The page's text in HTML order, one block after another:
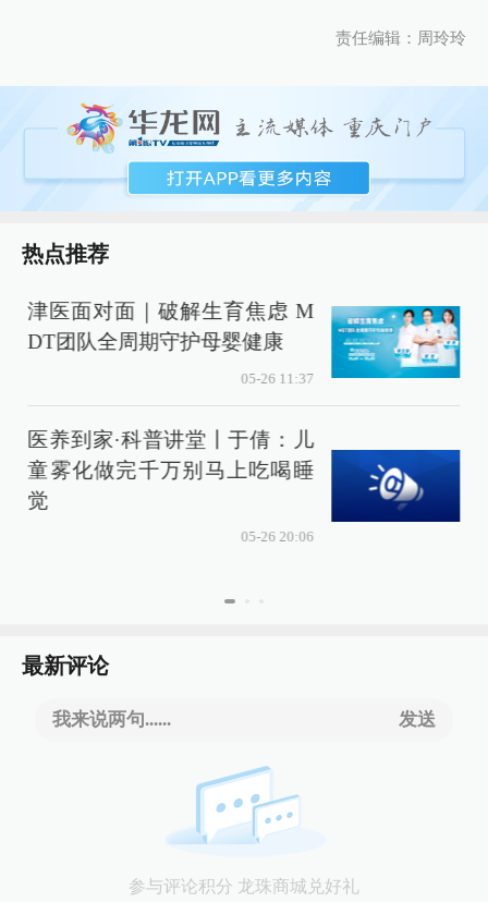
责任编辑：周玲玲
热点推荐
津医面对面｜破解生育焦虑 M
DT团队全周期守护母婴健康
05-26 11:37
医养到家·科普讲堂丨于倩：儿
童雾化做完千万别马上吃喝睡
觉
05-26 20:06
最新评论
我来说两句...... 发送
参与评论积分 龙珠商城兑好礼